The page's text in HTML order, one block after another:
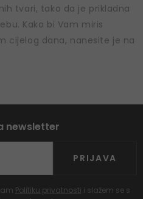
tvari, tako da je prikladna
Kako bi Vam miris
cijelog dana, nanesite je na
newsletter
PRIJAVA
Politiku privatnosti i slažem se s